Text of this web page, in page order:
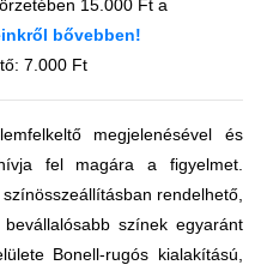
15.000 Ft a
bővebben!
7.000 Ft
megjelenésével és
fel magára a figyelmet.
rendelhető,
színek egyaránt
Bonell-rugós kialakítású,